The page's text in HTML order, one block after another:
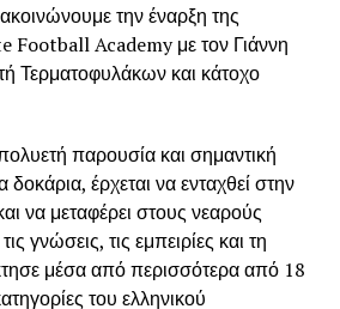
την έναρξη της
Football Academy με τον Γιάννη
Τερματοφυλάκων και κάτοχο
παρουσία και σημαντική
έρχεται να ενταχθεί στην
να μεταφέρει στους νεαρούς
γνώσεις, τις εμπειρίες και τη
μέσα από περισσότερα από 18
του ελληνικού